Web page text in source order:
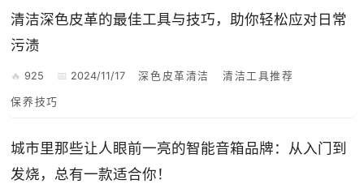
清洁深色皮革的最佳工具与技巧，助你轻松应对日常
污渍
925 2024/11/17 深色皮革清洁 清洁工具推荐
保养技巧
城市里那些让人眼前一亮的智能音箱品牌：从入门到
发烧，总有一款适合你！